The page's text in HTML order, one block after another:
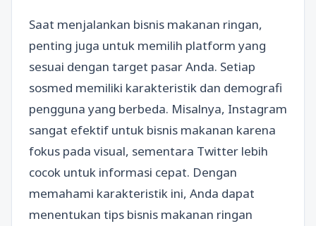
Saat menjalankan bisnis makanan ringan,
penting juga untuk memilih platform yang
sesuai dengan target pasar Anda. Setiap
sosmed memiliki karakteristik dan demografi
pengguna yang berbeda. Misalnya, Instagram
sangat efektif untuk bisnis makanan karena
fokus pada visual, sementara Twitter lebih
cocok untuk informasi cepat. Dengan
memahami karakteristik ini, Anda dapat
menentukan tips bisnis makanan ringan